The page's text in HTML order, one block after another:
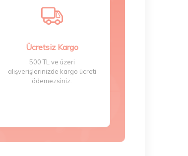
üzere kullan at jiletlerden
kolaylaştırır ve traş işlemini
için yumuşak başlığa sahiptir. Tüm
tercih edilen kadın tıraş makineleri
tıraş bıçağına göz
Ücretsiz Kargo
500 TL ve üzeri
alışverişlerinizde kargo ücreti
ödemezsiniz.